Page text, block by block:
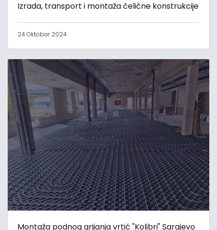
Izrada, transport i montaža čelične konstrukcije
24 Oktobar 2024
Montaža podnog grijanja vrtić "Kolibri" Sarajevo